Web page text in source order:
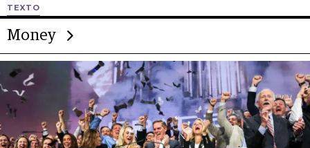
TEXTO
Money